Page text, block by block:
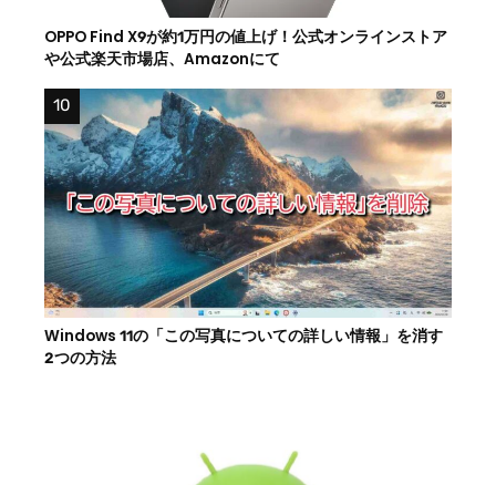
OPPO Find X9が約1万円の値上げ！公式オンラインストア
や公式楽天市場店、Amazonにて
Windows 11の「この写真についての詳しい情報」を消す
2つの方法